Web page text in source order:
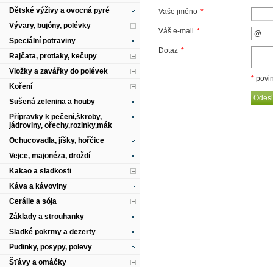
Vaše jméno *
Váš e-mail *
Dotaz *
*
Dětské výživy a ovocná pyré
Vývary, bujóny, polévky
Speciální potraviny
Rajčata, protlaky, kečupy
Vložky a zavářky do polévek
Koření
Sušená zelenina a houby
Přípravky k pečení,škroby,
jádroviny, ořechy,rozinky,mák
Ochucovadla, jíšky, hořčice
Vejce, majonéza, droždí
Kakao a sladkosti
Káva a kávoviny
Cerálie a sója
Základy a strouhanky
Sladké pokrmy a dezerty
Pudinky, posypy, polevy
Šťávy a omáčky